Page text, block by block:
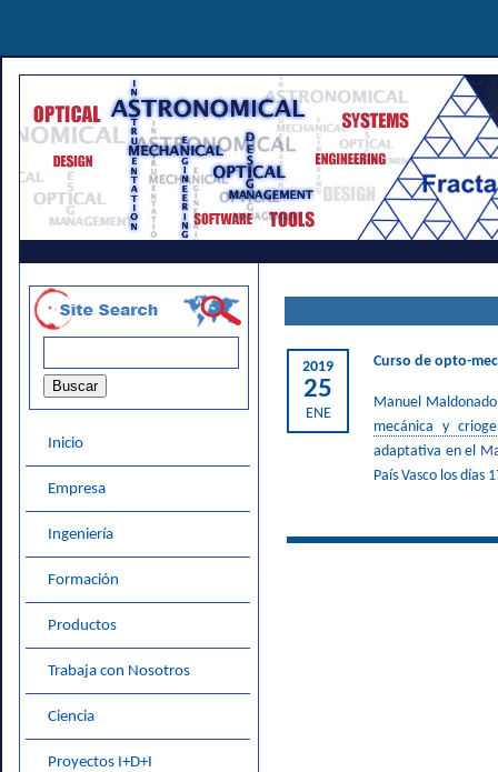
2019
25
ENE
Curso de opto-
Manuel
mecánica y
adaptativa en el
País Vasco los días
Inicio
Empresa
Ingeniería
Formación
Productos
Trabaja con Nosotros
Ciencia
Proyectos I+D+I